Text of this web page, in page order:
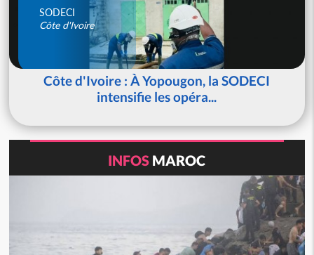
SODECI
Côte d'Ivoire
Côte d'Ivoire : À Yopougon, la SODECI
intensifie les opéra...
INFOS MAROC